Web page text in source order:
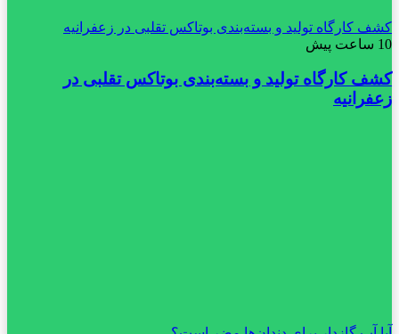
کشف کارگاه تولید و بسته‌بندی بوتاکس تقلبی در زعفرانیه
10 ساعت پیش
کشف کارگاه تولید و بسته‌بندی بوتاکس تقلبی در
زعفرانیه